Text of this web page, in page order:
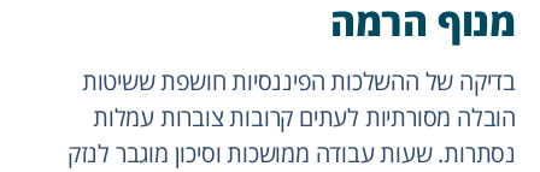
מנוף הרמה
בדיקה של ההשלכות הפיננסיות חושפת ששיטות
הובלה מסורתיות לעתים קרובות צוברות עמלות
נסתרות. שעות עבודה ממושכות וסיכון מוגבר לנזק